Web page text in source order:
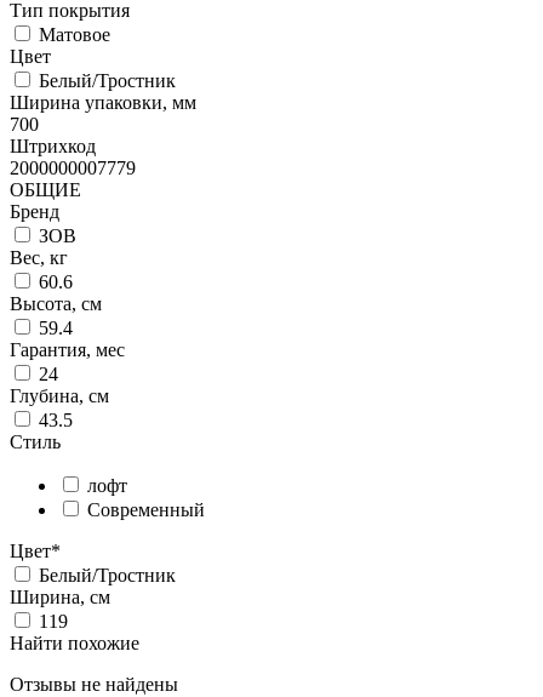
Тип покрытия
Матовое
Цвет
Белый/Тростник
Ширина упаковки, мм
700
Штрихкод
2000000007779
ОБЩИЕ
Бренд
ЗОВ
Вес, кг
60.6
Высота, см
59.4
Гарантия, мес
24
Глубина, см
43.5
Стиль
лофт
Современный
Цвет*
Белый/Тростник
Ширина, см
119
Найти похожие
Отзывы не найдены